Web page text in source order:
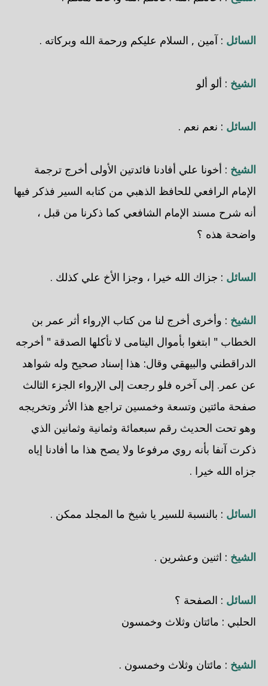
السائل : آمين , السلام عليكم ورحمة الله وبركاته .
الشيخ : ألو ألو
السائل : نعم نعم .
الشيخ : أخونا علي أفادنا فائدتين الأولى أخرج ترجمة
الإمام الرافعي للحافظ الذهبي من كتابه السير فذكر فيها
أنه شرح مسند الإمام الشافعي كما ذكرنا من قبل ،
واضحة هذه ؟
السائل : جزاك الله خيرا ، وجزا الأخ علي كذلك .
الشيخ : وأخرى أخرج لنا من كتاب الإرواء أثر عمر بن
الخطاب " ابتغوا بأموال اليتامى لا تأكلها الصدقة " أخرجه
الدراقطني والبيهقي وقال: هذا إسناد صحيح وله شواهد
عن عمر. إلى آخره فلو رجعت إلى الإرواء الجزء الثالث
صفحة مائتين وتسعة وخمسين تراجع هذا الأثر وتخريجه
وهو تحت الحديث رقم سبعمائة وثمانية وثمانين الذي
ذكرت آنفا بأنه روي مرفوعا ولا يصح هذا ما أفادنا إياه
جزاه الله خيرا .
السائل : بالنسبة للسير يا شيخ ما المجلد ممكن .
الشيخ : اثنين وعشرين .
السائل : الصفحة ؟
الحلبي : مائتان وثلاث وخمسون
الشيخ : مائتان وثلاث وخمسون .